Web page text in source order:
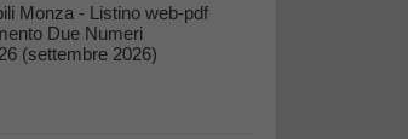
Monza - Listino web-pdf
Due Numeri
(settembre 2026)